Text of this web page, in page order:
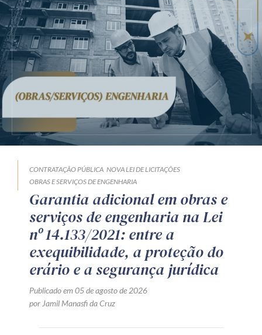
CONTRATAÇÃO PÚBLICA NOVA LEI DE LICITAÇÕES
OBRAS E SERVIÇOS DE ENGENHARIA
Garantia adicional em obras e
serviços de engenharia na Lei
nº 14.133/2021: entre a
exequibilidade, a proteção do
erário e a segurança jurídica
Publicado em 05 de agosto de 2026
por Jamil Manasfi da Cruz